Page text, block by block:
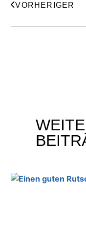
VORHERIGER